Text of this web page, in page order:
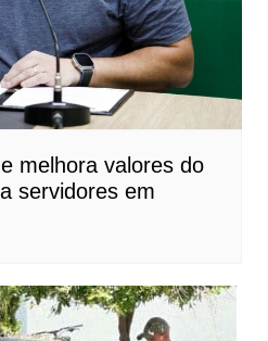
melhora valores do
servidores em